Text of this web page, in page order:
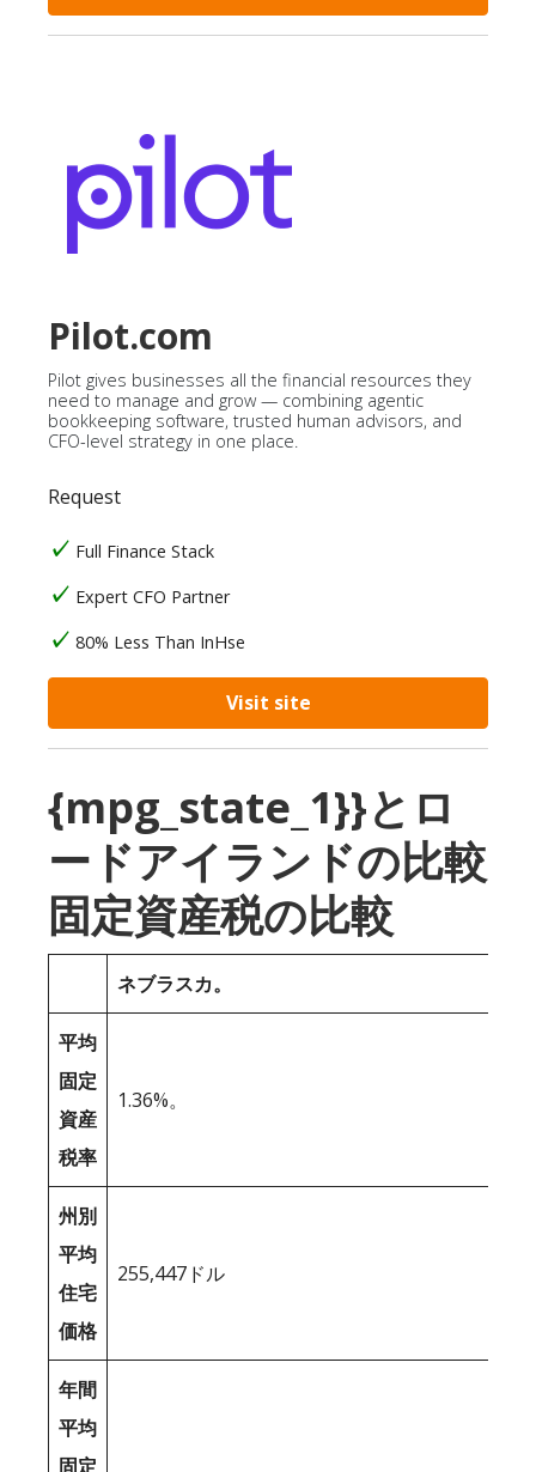
Pilot.com
Pilot gives businesses all the financial resources they
need to manage and grow — combining agentic
bookkeeping software, trusted human advisors, and
CFO-level strategy in one place.
Request
Full Finance Stack
Expert CFO Partner
80% Less Than InHse
Visit site
{mpg_state_1}}とロ
ードアイランドの比較
固定資産税の比較
ネブラスカ。
平均
固定
資産
税率
1.36%。
州別
平均
住宅
価格
255,447ドル
年間
平均
固定